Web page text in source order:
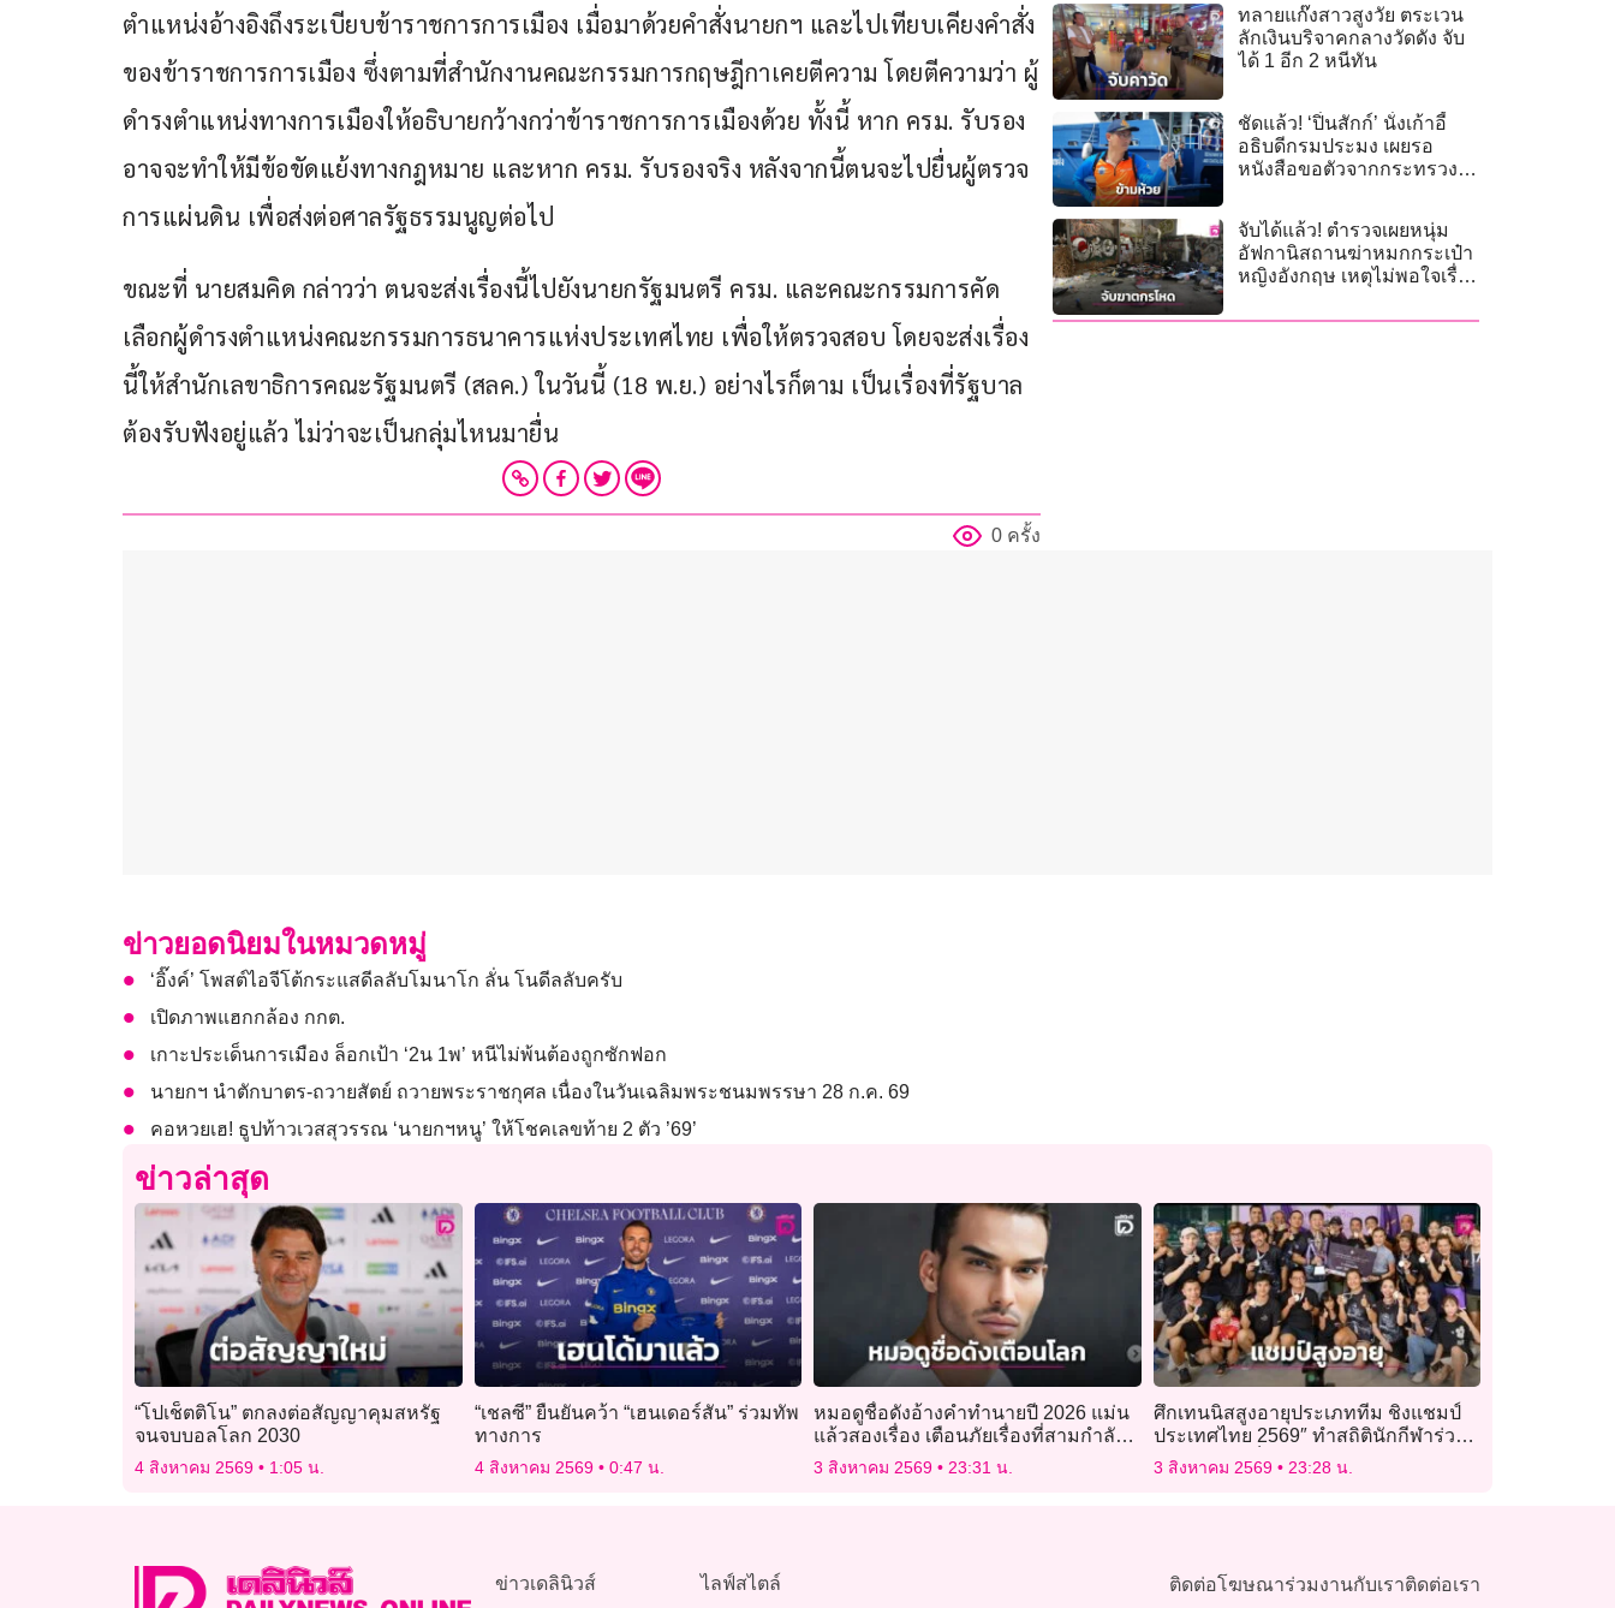
ตำแหน่งอ้างอิงถึงระเบียบข้าราชการการเมือง เมื่อมาด้วยคำสั่งนายกฯ และไปเทียบเคียงคำสั่ง
ของข้าราชการการเมือง ซึ่งตามที่สำนักงานคณะกรรมการกฤษฎีกาเคยตีความ โดยตีความว่า ผู้
ดำรงตำแหน่งทางการเมืองให้อธิบายกว้างกว่าข้าราชการการเมืองด้วย ทั้งนี้ หาก ครม. รับรอง
อาจจะทำให้มีข้อขัดแย้งทางกฎหมาย และหาก ครม. รับรองจริง หลังจากนี้ตนจะไปยื่นผู้ตรวจ
การแผ่นดิน เพื่อส่งต่อศาลรัฐธรรมนูญต่อไป
ขณะที่ นายสมคิด กล่าวว่า ตนจะส่งเรื่องนี้ไปยังนายกรัฐมนตรี ครม. และคณะกรรมการคัด
เลือกผู้ดำรงตำแหน่งคณะกรรมการธนาคารแห่งประเทศไทย เพื่อให้ตรวจสอบ โดยจะส่งเรื่อง
นี้ให้สำนักเลขาธิการคณะรัฐมนตรี (สลค.) ในวันนี้ (18 พ.ย.) อย่างไรก็ตาม เป็นเรื่องที่รัฐบาล
ต้องรับฟังอยู่แล้ว ไม่ว่าจะเป็นกลุ่มไหนมายื่น
0 ครั้ง
ทลายแก๊งสาวสูงวัย ตระเวน
ลักเงินบริจาคกลางวัดดัง จับ
ได้ 1 อีก 2 หนีทัน
ชัดแล้ว! ‘ปิ่นสักก์’ นั่งเก้าอี้
อธิบดีกรมประมง เผยรอ
หนังสือขอตัวจากกระทรวง
จับได้แล้ว! ตำรวจเผยหนุ่ม
อัฟกานิสถานฆ่าหมกกระเป๋า
หญิงอังกฤษ เหตุไม่พอใจเรื่อง
ข่าวยอดนิยมในหมวดหมู่
‘อิ๊งค์’ โพสต์ไอจีโต้กระแสดีลลับโมนาโก ลั่น โนดีลลับครับ
เปิดภาพแฮกกล้อง กกต.
เกาะประเด็นการเมือง ล็อกเป้า ‘2น 1พ’ หนีไม่พ้นต้องถูกซักฟอก
นายกฯ นำตักบาตร-ถวายสัตย์ ถวายพระราชกุศล เนื่องในวันเฉลิมพระชนมพรรษา 28 ก.ค. 69
คอหวยเฮ! ธูปท้าวเวสสุวรรณ ‘นายกฯหนู’ ให้โชคเลขท้าย 2 ตัว ’69’
ข่าวล่าสุด
“โปเช็ตติโน” ตกลงต่อสัญญาคุมสหรัฐ
จนจบบอลโลก 2030
4 สิงหาคม 2569 1:05 น.
“เชลซี” ยืนยันคว้า “เฮนเดอร์สัน” ร่วมทัพ
ทางการ
4 สิงหาคม 2569 0:47 น.
หมอดูชื่อดังอ้างคำทำนายปี 2026 แม่น
แล้วสองเรื่อง เตือนภัยเรื่องที่สามกำลัง
ก่อตัว
3 สิงหาคม 2569 23:31 น.
ศึกเทนนิสสูงอายุประเภททีม ชิงแชมป์
ประเทศไทย 2569″ ทำสถิตินักกีฬาร่วม
ชิงชัยสูงสุดเป็นประวัติการณ์
3 สิงหาคม 2569 23:28 น.
ข่าวเดลินิวส์ ไลฟ์สไตล์ ติดต่อโฆษณาร่วมงานกับเราติดต่อเรา